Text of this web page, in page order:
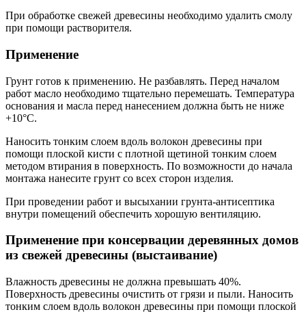
При обработке свежей древесины необходимо удалить смолу
при помощи растворителя.
Применение
Грунт готов к применению. Не разбавлять. Перед началом
работ масло необходимо тщательно перемешать. Температура
основания и масла перед нанесением должна быть не ниже
+10°С.
Наносить тонким слоем вдоль волокон древесины при
помощи плоской кисти с плотной щетиной тонким слоем
методом втирания в поверхность. По возможности до начала
монтажа нанесите грунт со всех сторон изделия.
При проведении работ и высыхании грунта-антисептика
внутри помещений обеспечить хорошую вентиляцию.
Применение при консервации деревянных домов
из свежей древесины (выстаивание)
Влажность древесины не должна превышать 40%.
Поверхность древесины очистить от грязи и пыли. Наносить
тонким слоем вдоль волокон древесины при помощи плоской